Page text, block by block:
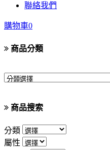
聯絡我們
購物車0
商品分類
商品搜索
分類
屬性